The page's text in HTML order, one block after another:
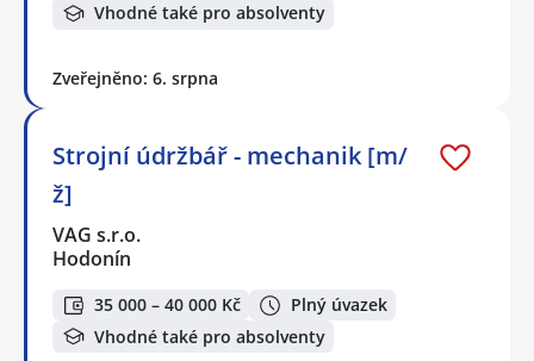
Vhodné také pro absolventy
Zveřejněno: 6. srpna
Strojní údržbář - mechanik [m/
ž]
VAG s.r.o.
Hodonín
35 000 – 40 000 Kč
Plný úvazek
Vhodné také pro absolventy